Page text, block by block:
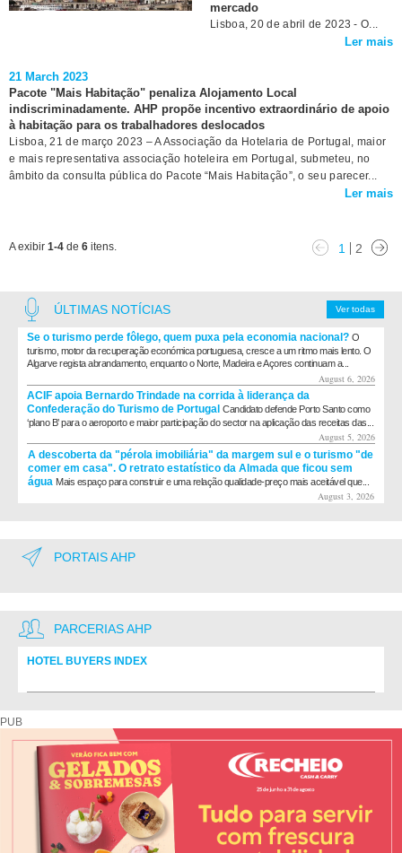
mercado
Lisboa, 20 de abril de 2023 - O...
Ler mais
21 March 2023
Pacote "Mais Habitação" penaliza Alojamento Local
indiscriminadamente. AHP propõe incentivo extraordinário de apoio
à habitação para os trabalhadores deslocados
Lisboa, 21 de março 2023 – A Associação da Hotelaria de Portugal, maior
e mais representativa associação hoteleira em Portugal, submeteu, no
âmbito da consulta pública do Pacote “Mais Habitação”, o seu parecer...
Ler mais
A exibir 1-4 de 6 itens. 1 2
Ver todas
ÚLTIMAS NOTÍCIAS
Se o turismo perde fôlego, quem puxa pela economia nacional? O
turismo, motor da recuperação económica portuguesa, cresce a um ritmo mais lento. O
Algarve regista abrandamento, enquanto o Norte, Madeira e Açores continuam a...
August 6, 2026
ACIF apoia Bernardo Trindade na corrida à liderança da
Confederação do Turismo de Portugal Candidato defende Porto Santo como
‘plano B’ para o aeroporto e maior participação do sector na aplicação das receitas das...
August 5, 2026
A descoberta da "pérola imobiliária" da margem sul e o turismo "de
comer em casa". O retrato estatístico da Almada que ficou sem
água Mais espaço para construir e uma relação qualidade-preço mais aceitável que...
August 3, 2026
PORTAIS AHP
PARCERIAS AHP
HOTEL BUYERS INDEX
PUB